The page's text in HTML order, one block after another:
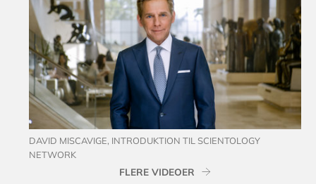
DAVID MISCAVIGE, INTRODUKTION TIL SCIENTOLOGY
NETWORK
FLERE VIDEOER